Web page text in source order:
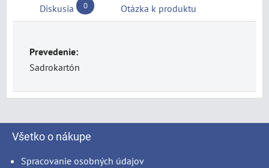
Diskusia 0 Otázka k produktu
Prevedenie:
Sadrokartón
Všetko o nákupe
Spracovanie osobných údajov